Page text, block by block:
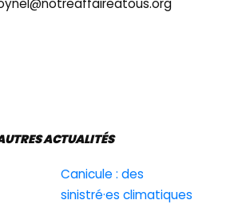
ACTUALITÉS
Canicule : des
sinistré·es climatiques